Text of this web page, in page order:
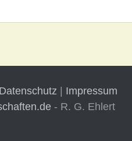
Datenschutz
Impressum
- R. G. Ehlert